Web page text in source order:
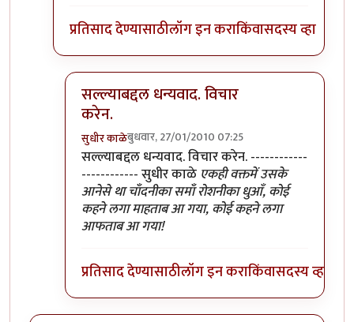
प्रतिसाद देण्यासाठीलॉग इन कराकिंवासदस्य व्हा
सल्ल्याबद्दल धन्यवाद. विचार
करेन.
सुधीर काळेबुधवार, 27/01/2010 07:25
In reply toठीक आहेbyश्रावण मोडक
सल्ल्याबद्दल धन्यवाद. विचार करेन. ------------
------------ सुधीर काळे एकही वक्तमें उसके
आनेसे था चाँदनीका समाँ रोशनीका धुआँ, कोई
कहने लगा माहताब आ गया, कोई कहने लगा
आफताब आ गया!
प्रतिसाद देण्यासाठीलॉग इन कराकिंवासदस्य व्हा